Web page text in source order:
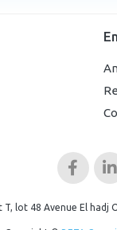
lot 48 Avenue El hadj